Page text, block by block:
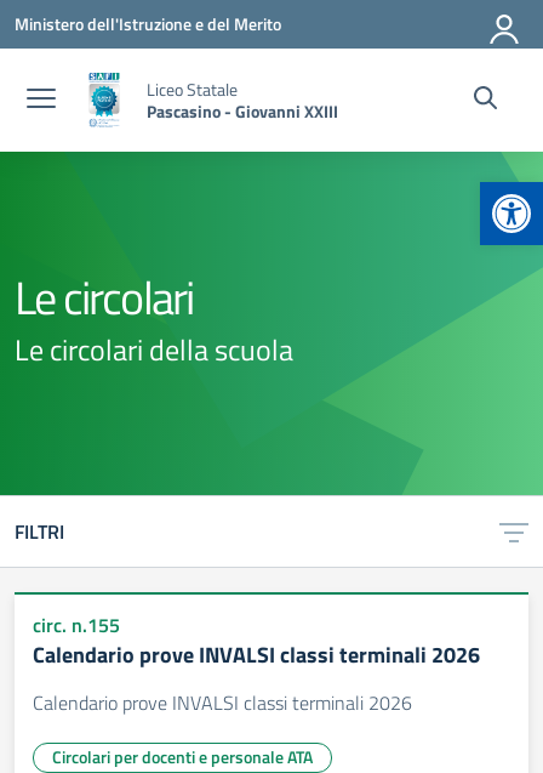
Vai ai contenuti
Vai al menu di navigazione
Vai al footer
Ministero dell'Istruzione e del Merito
Liceo Statale
Pascasino - Giovanni XXIII
Le circolari
Le circolari della scuola
FILTRI
circ. n.155
Calendario prove INVALSI classi terminali 2026
Calendario prove INVALSI classi terminali 2026
Circolari per docenti e personale ATA